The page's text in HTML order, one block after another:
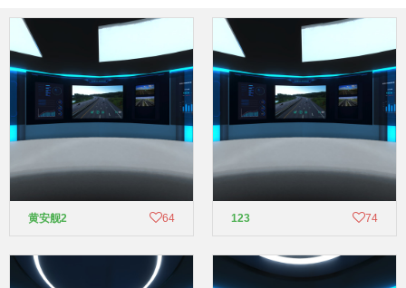
黄安舰2 64 123 74